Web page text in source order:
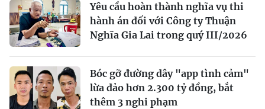
Yêu cầu hoàn thành nghĩa vụ thi
hành án đối với Công ty Thuận
Nghĩa Gia Lai trong quý III/2026
Bóc gỡ đường dây "app tình cảm"
lừa đảo hơn 2.300 tỷ đồng, bắt
thêm 3 nghi phạm